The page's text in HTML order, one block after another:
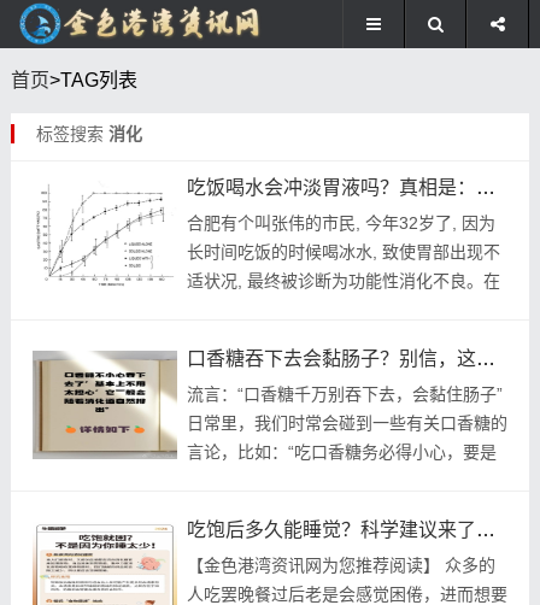
首页>TAG列表
标签搜索 消化
吃饭喝水会冲淡胃液吗？真相是：不会影响消化
合肥有个叫张伟的市民, 今年32岁了, 因为
长时间吃饭的时候喝冰水, 致使胃部出现不
适状况, 最终被诊断为功能性消化不良。在
口香糖吞下去会黏肠子？别信，这是谣言
流言：“口香糖千万别吞下去，会黏住肠子”
日常里，我们时常会碰到一些有关口香糖的
言论，比如：“吃口香糖务必得小心，要是
能造成...
吃饱后多久能睡觉？科学建议来了，快看看对你有没有帮助
【金色港湾资讯网为您推荐阅读】 众多的
人吃罢晚餐过后老是会感觉困倦，进而想要